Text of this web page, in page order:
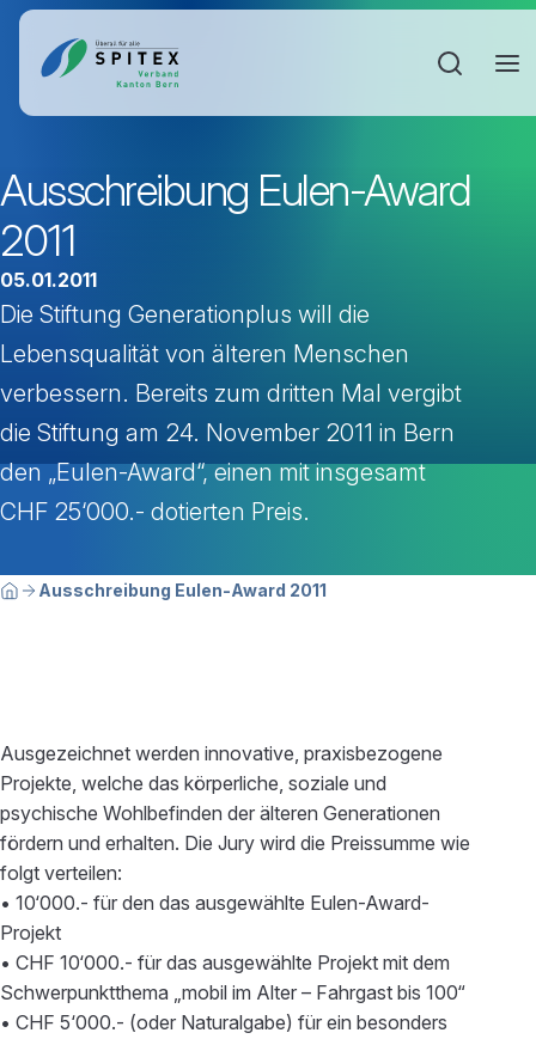
Ausschreibung Eulen-Award
2011
05.01.2011
Die Stiftung Generationplus will die
Lebensqualität von älteren Menschen
verbessern. Bereits zum dritten Mal vergibt
die Stiftung am 24. November 2011 in Bern
den „Eulen-Award“, einen mit insgesamt
CHF 25‘000.- dotierten Preis.
Breadcrumbnavigation
Sie befinden sich hier:
HomeAusschreibung Eulen-Award 2011
Ausgezeichnet werden innovative, praxisbezogene
Projekte, welche das körperliche, soziale und
psychische Wohlbefinden der älteren Generationen
fördern und erhalten. Die Jury wird die Preissumme wie
folgt verteilen:
• 10‘000.- für den das ausgewählte Eulen-Award-
Projekt
• CHF 10‘000.- für das ausgewählte Projekt mit dem
Schwerpunktthema „mobil im Alter – Fahrgast bis 100“
• CHF 5‘000.- (oder Naturalgabe) für ein besonders